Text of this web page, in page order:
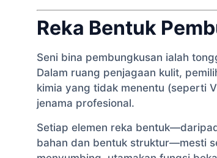
Reka Bentuk
Seni bina pembungkusan ialah
Dalam ruang penjagaan kulit,
kimia yang tidak menentu (seperti
jenama profesional.
Setiap elemen reka
bahan dan bentuk struktur—mesti